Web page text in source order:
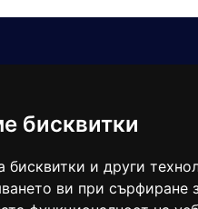
бисквитки
бисквитки и други
ви при сърфиране
balgarkanews@gmail.com